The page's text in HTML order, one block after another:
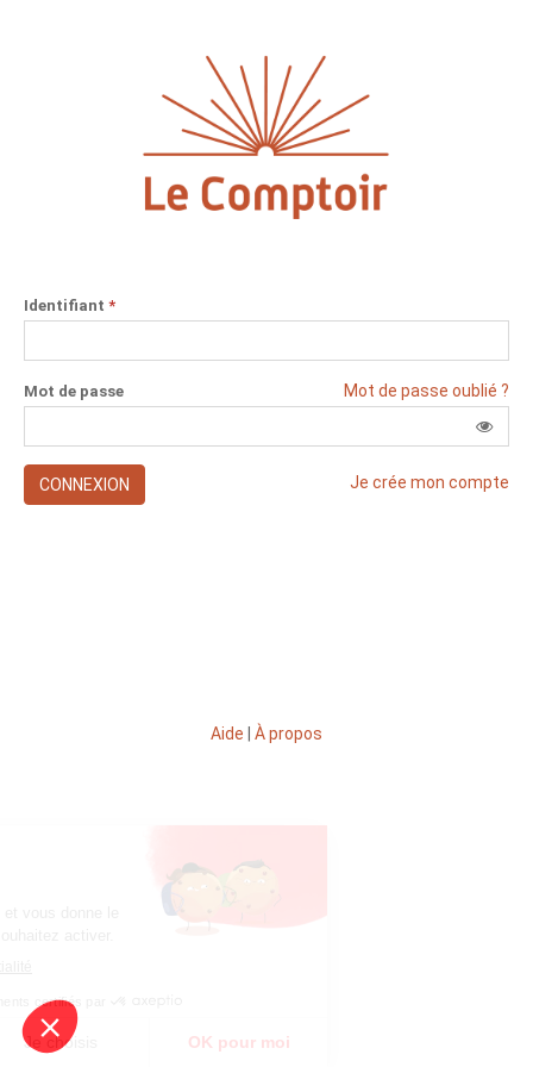
Identifiant *
Mot de passe oublié ?
Mot de passe
CONNEXION Je crée mon compte
Aide À propos